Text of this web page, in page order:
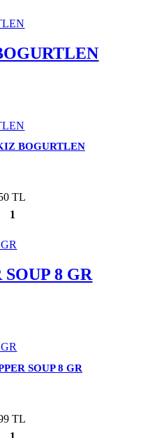
BOGURTLEN
TL
1
8 GR
SOUP 8 GR
TL